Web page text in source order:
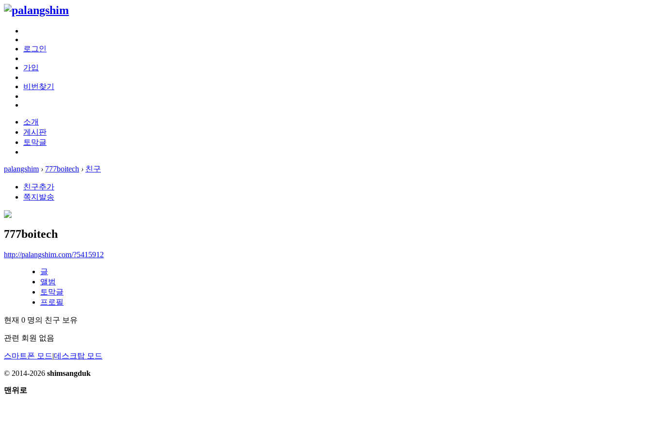
로그인
가입
비번찾기
소개
게시판
토막글
palangshim › 777boitech › 친구
친구추가
쪽지발송
777boitech
http://palangshim.com/?5415912
글
앨범
토막글
프로필
현재 0 명의 친구 보유
관련 회원 없음
스마트폰 모드|데스크탑 모드
© 2014-2026 shimsangduk
맨위로